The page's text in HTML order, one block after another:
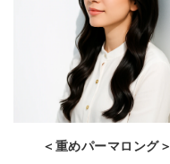
＜重めパーマロング＞